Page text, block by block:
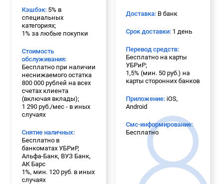
Кэшбэк: 5% в
специальных
категориях;
1% за любые покупки
Стоимость
обслуживания:
Бесплатно при наличии
неснижаемого остатка
800 000 рублей на всех
счетах клиента
(включая вклады);
1 290 руб./мес - в иных
случаях
Снятие наличных:
Бесплатно в
банкоматах УБРиР,
Альфа-Банк, ВУЗ Банк,
АК Барс
1%, мин. 120 руб. в иных
случаях
Доставка: В банк
Срок доставки: 1 день
Перевод средств:
Бесплатно на карты
УБРиР;
1,5% (мин. 50 руб.) на
карты сторонних банков
Приложение: iOS,
Android
Смс-информирование:
Бесплатно